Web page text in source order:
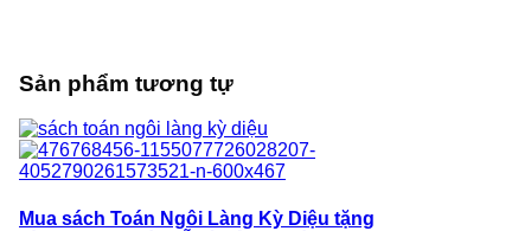
Sản phẩm tương tự
Mua sách Toán Ngôi Làng Kỳ Diệu tặng